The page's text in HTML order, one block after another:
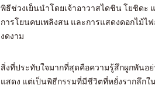
พิธีช่วงเย็นนำโดยเจ้าอาวาสไดชิน โยชิดะ
การโยนคบเพลิงสน และการแสดงดอกไม้ไ
งดงาม
สิ่งที่ประทับใจมากที่สุดคือความรู้สึกผูกพัน
แสดง แต่เป็นพิธีกรรมที่มีชีวิตที่หยั่งรากลึก